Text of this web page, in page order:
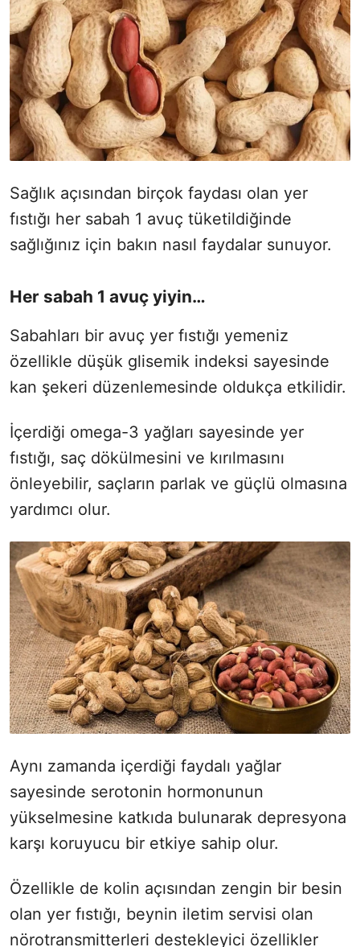
Sağlık açısından birçok faydası olan yer
fıstığı her sabah 1 avuç tüketildiğinde
sağlığınız için bakın nasıl faydalar sunuyor.
Her sabah 1 avuç yiyin…
Sabahları bir avuç yer fıstığı yemeniz
özellikle düşük glisemik indeksi sayesinde
kan şekeri düzenlemesinde oldukça etkilidir.
İçerdiği omega-3 yağları sayesinde yer
fıstığı, saç dökülmesini ve kırılmasını
önleyebilir, saçların parlak ve güçlü olmasına
yardımcı olur.
Aynı zamanda içerdiği faydalı yağlar
sayesinde serotonin hormonunun
yükselmesine katkıda bulunarak depresyona
karşı koruyucu bir etkiye sahip olur.
Özellikle de kolin açısından zengin bir besin
olan yer fıstığı, beynin iletim servisi olan
nörotransmitterleri destekleyici özellikler